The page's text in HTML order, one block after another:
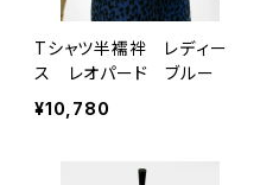
Tシャツ半襦袢 レディー
ス レオパード ブルー
¥10,780